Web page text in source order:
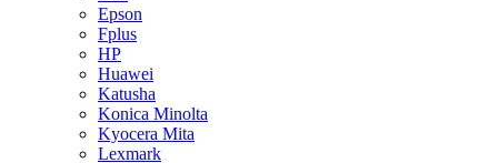
Epson
Fplus
HP
Huawei
Katusha
Konica Minolta
Kyocera Mita
Lexmark